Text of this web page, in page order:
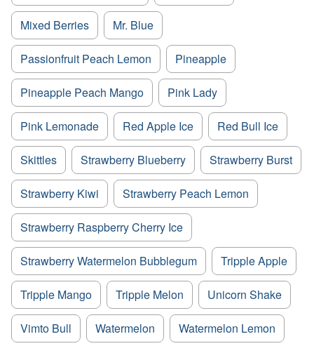
Mixed Berries Mr. Blue
Passionfruit Peach Lemon Pineapple
Pineapple Peach Mango Pink Lady
Pink Lemonade Red Apple Ice Red Bull Ice
Skittles Strawberry Blueberry Strawberry Burst
Strawberry Kiwi Strawberry Peach Lemon
Strawberry Raspberry Cherry Ice
Strawberry Watermelon Bubblegum Tripple Apple
Tripple Mango Tripple Melon Unicorn Shake
Vimto Bull Watermelon Watermelon Lemon